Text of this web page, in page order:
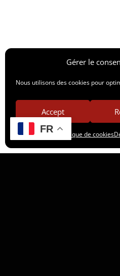
Gérer le
Nous utilisons des cookies pour
Accept
Politique de cookies
FR